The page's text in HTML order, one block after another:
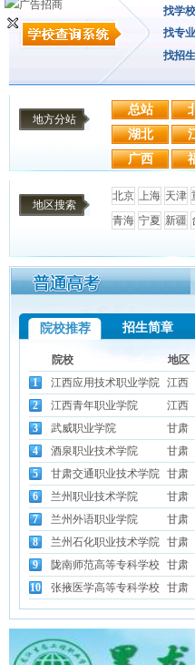
找学校
找专业
找招生
地方分站
总站
湖北
广西
地区搜索
北京 上海 天津
青海 宁夏 新疆
院校推荐 招生简章
院校 地区
1
江西应用技术职业学院 江西
2
江西青年职业学院
江西
3
武威职业学院
甘肃
4
酒泉职业技术学院
甘肃
5
甘肃交通职业技术学院 甘肃
6
兰州职业技术学院
甘肃
7
兰州外语职业学院
甘肃
8
兰州石化职业技术学院 甘肃
9
陇南师范高等专科学校 甘肃
10
张掖医学高等专科学校 甘肃